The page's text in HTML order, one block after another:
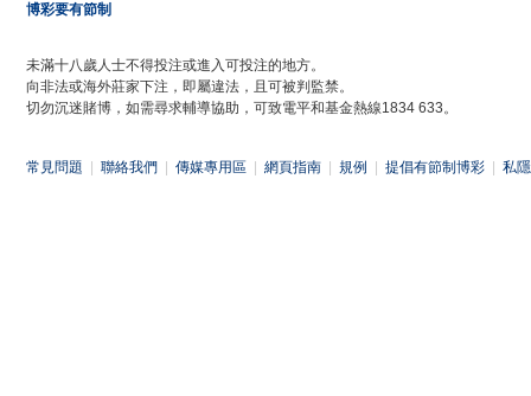
博彩要有節制
未滿十八歲人士不得投注或進入可投注的地方。
向非法或海外莊家下注，即屬違法，且可被判監禁。
切勿沉迷賭博，如需尋求輔導協助，可致電平和基金熱線1834 633。
常見問題 聯絡我們 傳媒專用區 網頁指南 規例 提倡有節制博彩 私